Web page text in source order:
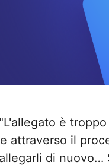
è
attraverso il
di nuovo…